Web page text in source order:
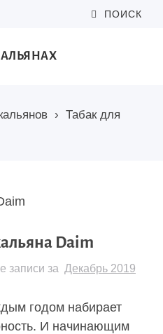
ПОИСК
› Табак для
Daim
записи за Декабрь 2019
годом набирает
И начинающим